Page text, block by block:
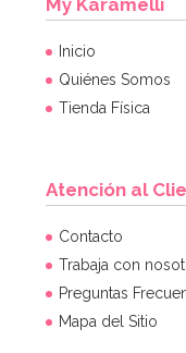
Inicio
Quiénes Somos
Tienda Física
Atención al
Contacto
Trabaja con
Preguntas
Mapa del Sitio